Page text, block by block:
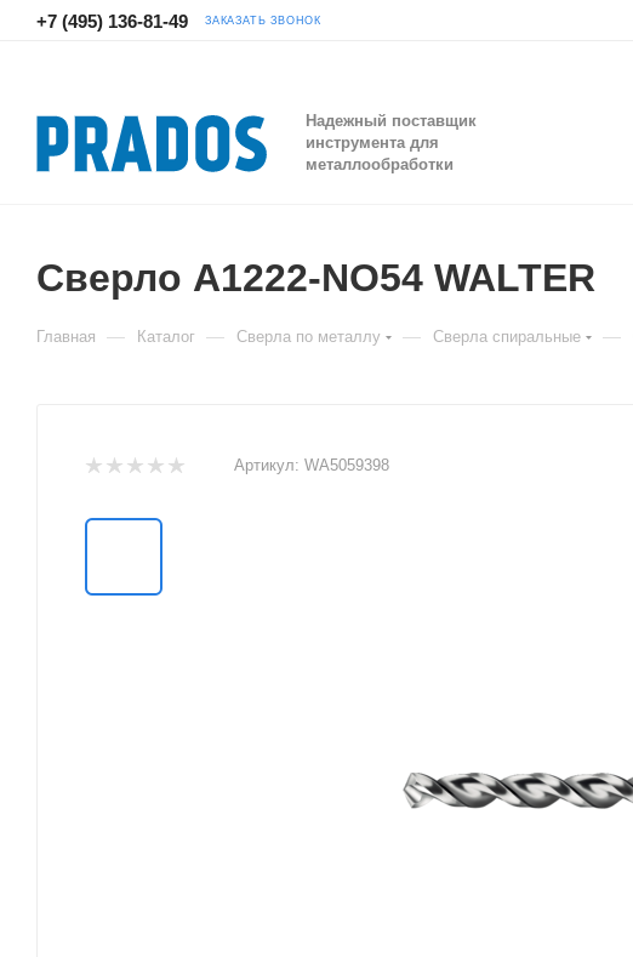
+7 (495) 136-81-49 ЗАКАЗАТЬ ЗВОНОК
Надежный поставщик
инструмента для
металлообработки
Сверло A1222-NO54 WALTER
Главная — Каталог — Сверла по металлу — Сверла спиральные —
Артикул: WA5059398